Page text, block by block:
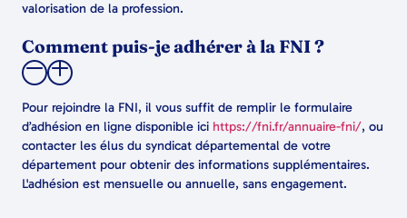
valorisation de la profession.
Comment puis-je adhérer à la FNI ?
Pour rejoindre la FNI, il vous suffit de remplir le formulaire
d’adhésion en ligne disponible ici https://fni.fr/annuaire-fni/, ou
contacter les élus du syndicat départemental de votre
département pour obtenir des informations supplémentaires.
L'adhésion est mensuelle ou annuelle, sans engagement.